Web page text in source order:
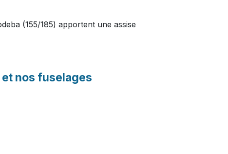
(155/185) apportent une assise
nos fuselages